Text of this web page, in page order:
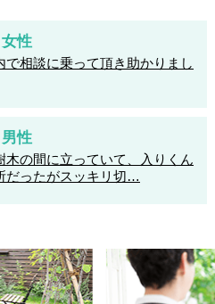
性
で相談に乗って頂き助かりまし
性
木の間に立っていて、入りくん
だったがスッキリ切…